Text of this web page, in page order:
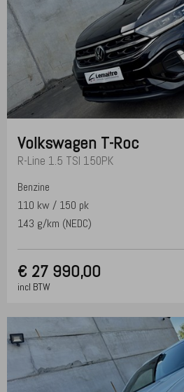
Volkswagen T-Roc
R-Line 1.5 TSI 150PK
Benzine
110 kw / 150 pk
143 g/km (NEDC)
€ 27 990,00
incl BTW